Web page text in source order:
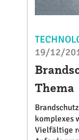
19/12/
Thema
komplexes
Vielfältige